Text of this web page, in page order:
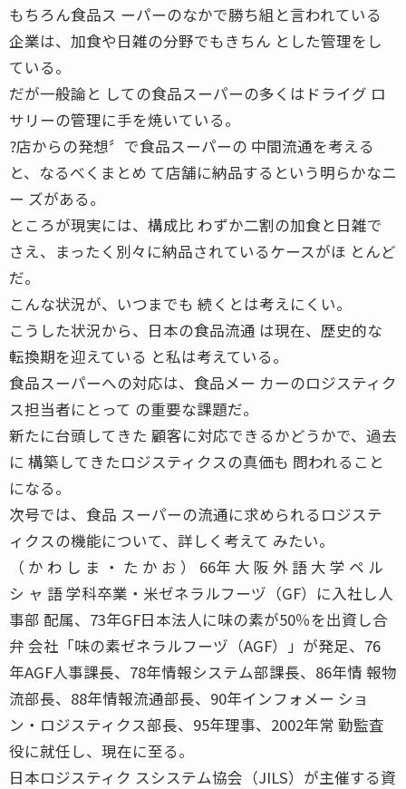
もちろん食品ス ーパーのなかで勝ち組と言われている
企業は、加食や日雑の分野でもきちん とした管理をし
ている。
だが一般論と しての食品スーパーの多くはドライグ ロ
サリーの管理に手を焼いている。
?店からの発想〞で食品スーパーの 中間流通を考える
と、なるべくまとめ て店舗に納品するという明らかなニ
ー ズがある。
ところが現実には、構成比 わずか二割の加食と日雑で
さえ、まったく別々に納品されているケースがほ とんど
だ。
こんな状況が、いつまでも 続くとは考えにくい。
こうした状況から、日本の食品流通 は現在、歴史的な
転換期を迎えている と私は考えている。
食品スーパーへの対応は、食品メー カーのロジスティク
ス担当者にとって の重要な課題だ。
新たに台頭してきた 顧客に対応できるかどうかで、過去
に 構築してきたロジスティクスの真価も 問われること
になる。
次号では、食品 スーパーの流通に求められるロジステ
ィクスの機能について、詳しく考えて みたい。
（ か わ し ま ・ た か お ） 66年 大 阪 外 語 大 学 ペ ル
シ ャ 語 学科卒業・米ゼネラルフーヅ（GF）に入社し人
事部 配属、73年GF日本法人に味の素が50％を出資し合
弁 会社「味の素ゼネラルフーヅ（AGF）」が発足、76
年AGF人事課長、78年情報システム部課長、86年情 報物
流部長、88年情報流通部長、90年インフォメー ショ
ン・ロジスティクス部長、95年理事、2002年常 勤監査
役に就任し、現在に至る。
日本ロジスティク スシステム協会（JILS）が主催する資